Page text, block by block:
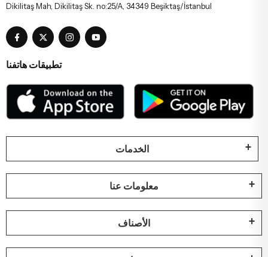
Dikilitaş Mah, Dikilitaş Sk. no:25/A, 34349 Beşiktaş/İstanbul
تطبيقات هاتفنا
الخدمات
معلومات عنا
الأصناف